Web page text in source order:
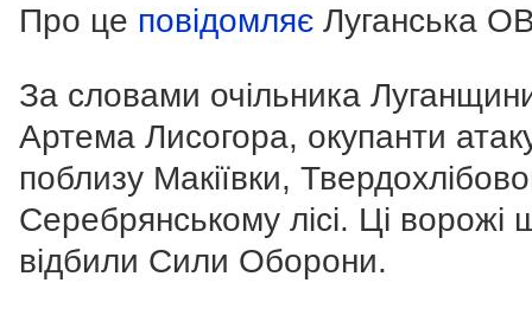
Про це повідомляє Луганська
За словами очільника
Артема Лисогора, окупанти
поблизу Макіївки,
Серебрянському лісі. Ці ворожі
відбили Сили Оборони.